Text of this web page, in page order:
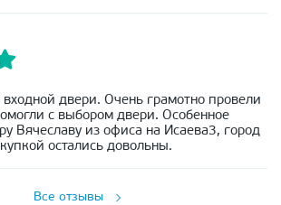
входной двери. Очень грамотно провели
с выбором двери. Особенное
Вячеславу из офиса на Исаева3, город
остались довольны.
Все отзывы